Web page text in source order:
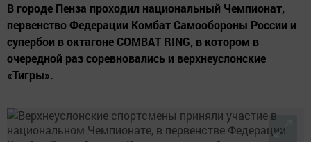
В городе Пенза проходил национальный Чемпионат,
первенство Федерации Комбат Самообороны России и
супербои в октагоне COMBAT RING, в котором в
очередной раз соревновались и верхнеуслонские
«Тигры».